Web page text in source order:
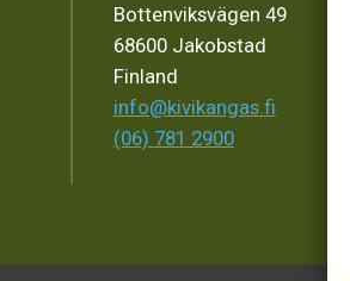
Bottenviksvägen 49
68600 Jakobstad
Finland
info@kivikangas.fi
(06) 781 2900